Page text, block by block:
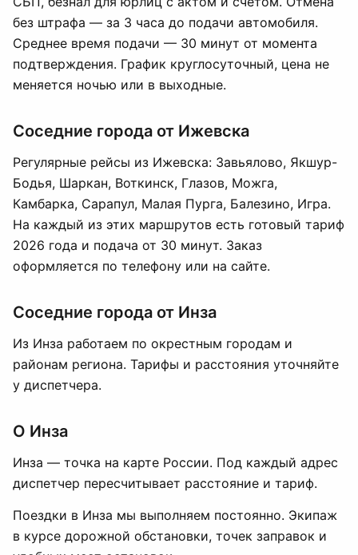
без штрафа — за 3 часа до подачи автомобиля.
Среднее время подачи — 30 минут от момента
подтверждения. График круглосуточный, цена не
меняется ночью или в выходные.
Соседние города от Ижевска
Регулярные рейсы из Ижевска: Завьялово, Якшур-
Бодья, Шаркан, Воткинск, Глазов, Можга,
Камбарка, Сарапул, Малая Пурга, Балезино, Игра.
На каждый из этих маршрутов есть готовый тариф
2026 года и подача от 30 минут. Заказ
оформляется по телефону или на сайте.
Соседние города от Инза
Из Инза работаем по окрестным городам и
районам региона. Тарифы и расстояния уточняйте
у диспетчера.
О Инза
Инза — точка на карте России. Под каждый адрес
диспетчер пересчитывает расстояние и тариф.
Поездки в Инза мы выполняем постоянно. Экипаж
в курсе дорожной обстановки, точек заправок и